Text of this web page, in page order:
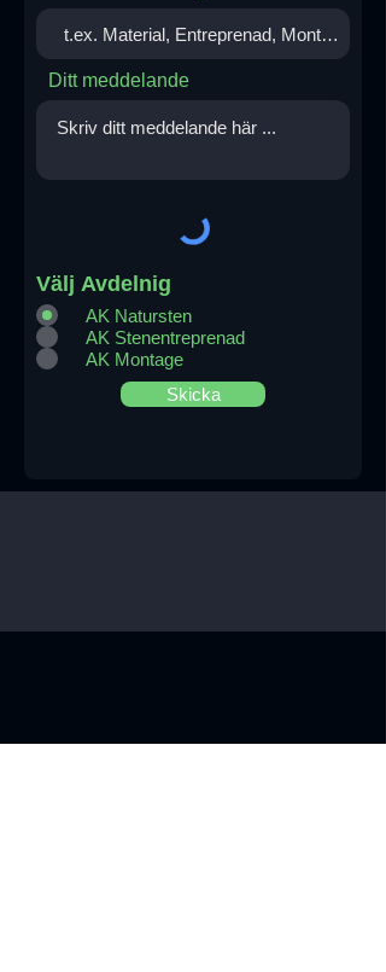
Ditt meddelande
Välj Avdelnig
AK Natursten
AK Stenentreprenad
AK Montage
Skicka